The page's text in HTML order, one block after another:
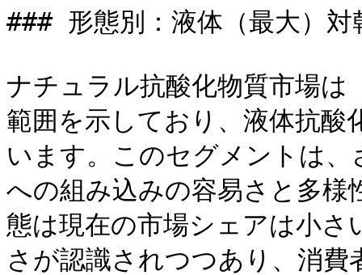
### 形態別：液体（最大）対
ナチュラル抗酸化物質市場
範囲を示しており、液体抗酸
います。このセグメントは
への組み込みの容易さと多様
態は現在の市場シェアは小
さが認識されつつあり、消